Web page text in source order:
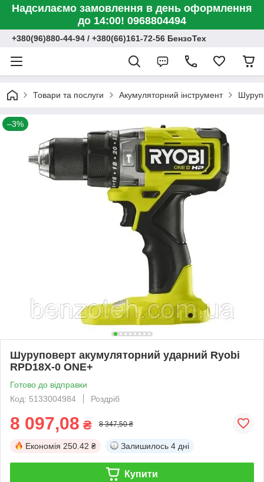
Надсилаємо замовлення в день оформлення
до 14:00! 0968804494
+380(96)880-44-94 / +380(66)161-72-56 БензоТех
Товари та послуги Акумуляторний інструмент
–3%
Шуруповерт акумуляторний ударний Ryobi
RPD18X-0 ONE+
Готово до відправки
Код: 5133004984
Роздріб
8 097,08 ₴ 8 347,50 ₴
Економія 250.42 ₴ Залишилось 4 дні
Купити